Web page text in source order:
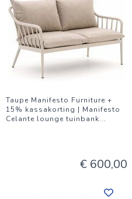
Taupe Manifesto Furniture +
15% kassakorting | Manifesto
Celante lounge tuinbank...
€ 600,00